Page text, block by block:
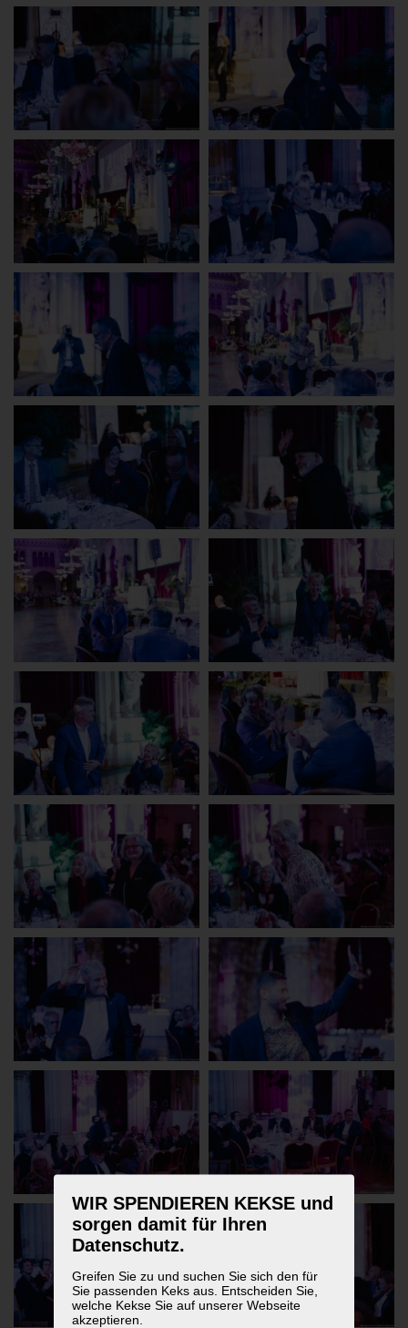
WIR SPENDIEREN KEKSE und
sorgen damit für Ihren
Datenschutz.
Greifen Sie zu und suchen Sie sich den für
Sie passenden Keks aus. Entscheiden Sie,
welche Kekse Sie auf unserer Webseite
akzeptieren.